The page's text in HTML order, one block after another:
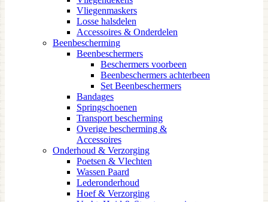
Vliegenmaskers
Losse halsdelen
Accessoires & Onderdelen
Beenbescherming
Beenbeschermers
Beschermers voorbeen
Beenbeschermers achterbeen
Set Beenbeschermers
Bandages
Springschoenen
Transport bescherming
Overige bescherming &
Accessoires
Onderhoud & Verzorging
Poetsen & Vlechten
Wassen Paard
Lederonderhoud
Hoef & Verzorging